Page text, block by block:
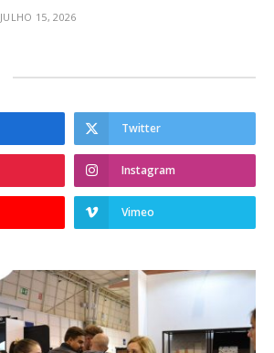
JULHO 15, 2026
Twitter
Instagram
Vimeo